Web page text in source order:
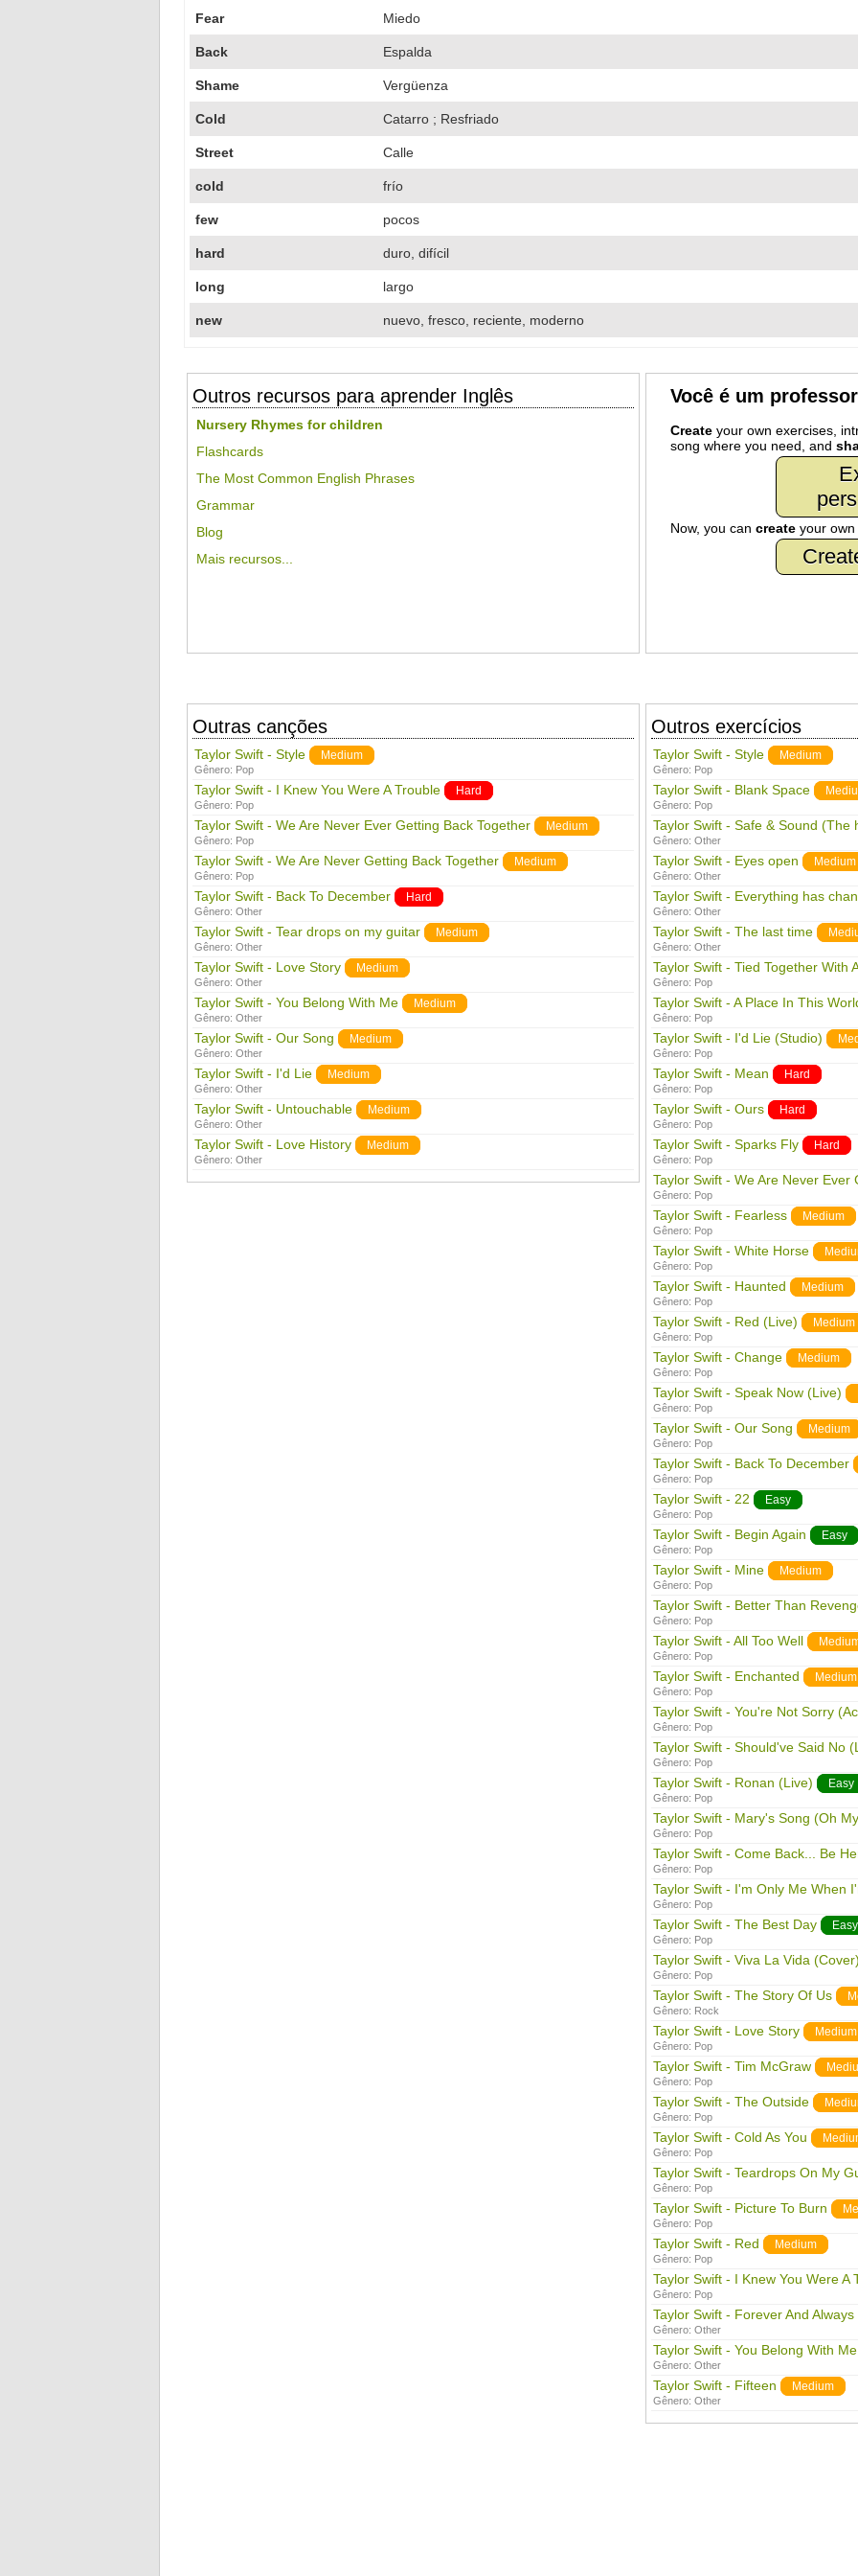
Fear Miedo
Back Espalda
Shame Vergüenza
Cold Catarro ; Resfriado
Street Calle
cold frío
few pocos
hard duro, difícil
long largo
new nuevo, fresco, reciente, moderno
Outros recursos para aprender Inglês
Nursery Rhymes for children
Flashcards
The Most Common English Phrases
Grammar
Blog
Mais recursos...
Você é um
Createyour own exercises,
song where you need, and
Now, you can createyour own
Outras canções
Taylor Swift - Style Medium
Gênero: Pop
Taylor Swift - I Knew You Were A Trouble Hard
Gênero: Pop
Taylor Swift - We Are Never Ever Getting Back Together Medium
Gênero: Pop
Taylor Swift - We Are Never Getting Back Together Medium
Gênero: Pop
Taylor Swift - Back To December Hard
Gênero: Other
Taylor Swift - Tear drops on my guitar Medium
Gênero: Other
Taylor Swift - Love Story Medium
Gênero: Other
Taylor Swift - You Belong With Me Medium
Gênero: Other
Taylor Swift - Our Song Medium
Gênero: Other
Taylor Swift - I'd Lie Medium
Gênero: Other
Taylor Swift - Untouchable Medium
Gênero: Other
Taylor Swift - Love History Medium
Gênero: Other
Outros exercícios
Taylor Swift - Style Medium
Gênero: Pop
Taylor Swift - Blank Space
Gênero: Pop
Taylor Swift - Safe & Sound (The
Gênero: Other
Taylor Swift - Eyes open Medium
Gênero: Other
Taylor Swift - Everything has
Gênero: Other
Taylor Swift - The last time
Gênero: Other
Taylor Swift - Tied Together With
Gênero: Pop
Taylor Swift - A Place In This
Gênero: Pop
Taylor Swift - I'd Lie (Studio)
Gênero: Pop
Taylor Swift - Mean Hard
Gênero: Pop
Taylor Swift - Ours Hard
Gênero: Pop
Taylor Swift - Sparks Fly Hard
Gênero: Pop
Taylor Swift - We Are Never Ever
Gênero: Pop
Taylor Swift - Fearless Medium
Gênero: Pop
Taylor Swift - White Horse
Gênero: Pop
Taylor Swift - Haunted Medium
Gênero: Pop
Taylor Swift - Red (Live) Medium
Gênero: Pop
Taylor Swift - Change Medium
Gênero: Pop
Taylor Swift - Speak Now (Live)
Gênero: Pop
Taylor Swift - Our Song Medium
Gênero: Pop
Taylor Swift - Back To December
Gênero: Pop
Taylor Swift - 22 Easy
Gênero: Pop
Taylor Swift - Begin Again Easy
Gênero: Pop
Taylor Swift - Mine Medium
Gênero: Pop
Taylor Swift - Better Than
Gênero: Pop
Taylor Swift - All Too Well
Gênero: Pop
Taylor Swift - Enchanted Medium
Gênero: Pop
Taylor Swift - You're Not Sorry
Gênero: Pop
Taylor Swift - Should've Said No
Gênero: Pop
Taylor Swift - Ronan (Live) Easy
Gênero: Pop
Taylor Swift - Mary's Song (Oh
Gênero: Pop
Taylor Swift - Come Back... Be
Gênero: Pop
Taylor Swift - I'm Only Me When
Gênero: Pop
Taylor Swift - The Best Day Easy
Gênero: Pop
Taylor Swift - Viva La Vida
Gênero: Pop
Taylor Swift - The Story Of Us
Gênero: Rock
Taylor Swift - Love Story Medium
Gênero: Pop
Taylor Swift - Tim McGraw
Gênero: Pop
Taylor Swift - The Outside
Gênero: Pop
Taylor Swift - Cold As You
Gênero: Pop
Taylor Swift - Teardrops On My
Gênero: Pop
Taylor Swift - Picture To Burn
Gênero: Pop
Taylor Swift - Red Medium
Gênero: Pop
Taylor Swift - I Knew You Were A
Gênero: Pop
Taylor Swift - Forever And Always
Gênero: Other
Taylor Swift - You Belong With Me
Gênero: Other
Taylor Swift - Fifteen Medium
Gênero: Other